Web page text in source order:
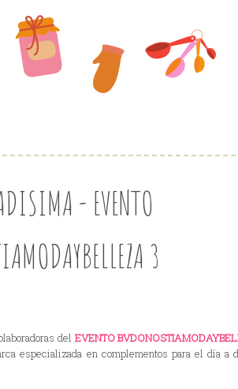
- EVENTO
3
del EVENTO
especializada en complementos para el día a